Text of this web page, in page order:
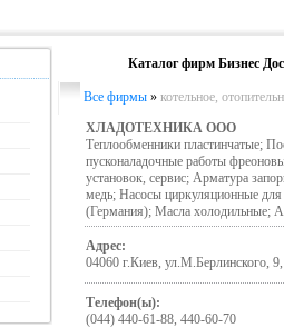
Каталог фирм Бизнес
Все фирмы » котельное,
ХЛАДОТЕХНИКА ООО
Теплообменники пластинчатые;
пусконаладочные работы
установок, сервис; Арматура
медь; Насосы циркуляционные
(Германия); Масла холодильные;
Адрес:
04060 г.Киев, ул.М.Берлинского,
Телефон(ы):
(044) 440-61-88, 440-60-70